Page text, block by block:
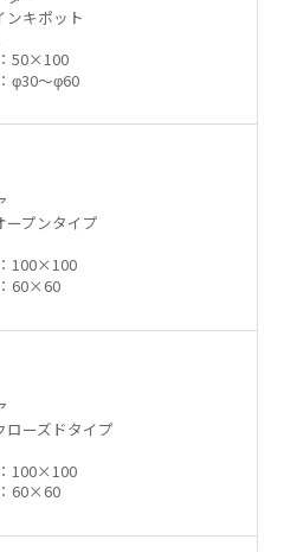
ンキポット
50×100
φ30〜φ60
ープンタイプ
100×100
60×60
ローズドタイプ
100×100
60×60